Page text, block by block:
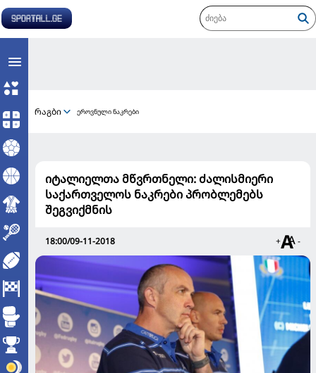
რაგბი ეროვნული ნაკრები
იტალიელთა მწვრთნელი: ძალისმიერი
საქართველოს ნაკრები პრობლემებს
შეგვიქმნის
18:00/09-11-2018 + -